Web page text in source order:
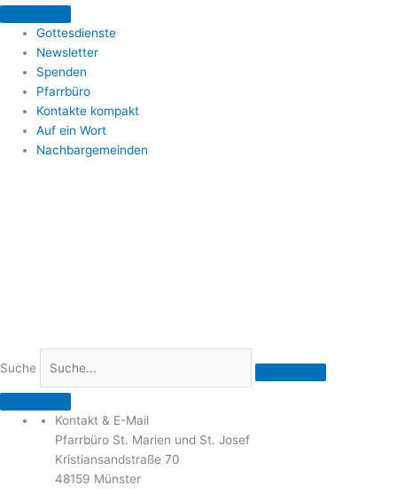
Zum
springen
Gottesdienste
Newsletter
Spenden
Pfarrbüro
Kontakte kompakt
Auf ein Wort
Nachbargemeinden
Suche
Kontakt & E-Mail
Pfarrbüro St. Marien und St. Josef
Kristiansandstraße 70
48159 Münster